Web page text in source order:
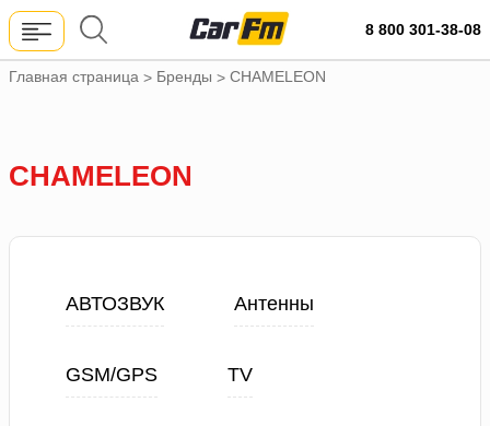
8 800 301-38-08
Главная страница > Бренды > CHAMELEON
CHAMELEON
АВТОЗВУК Антенны
GSM/GPS TV